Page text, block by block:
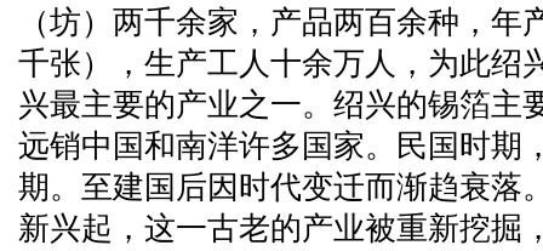
（坊）两千余家，产品两百余种，
千张），生产工人十余万人，为此绍
兴最主要的产业之一。绍兴的锡箔主
远销中国和南洋许多国家。民国时期
期。至建国后因时代变迁而渐趋衰落
新兴起，这一古老的产业被重新挖掘